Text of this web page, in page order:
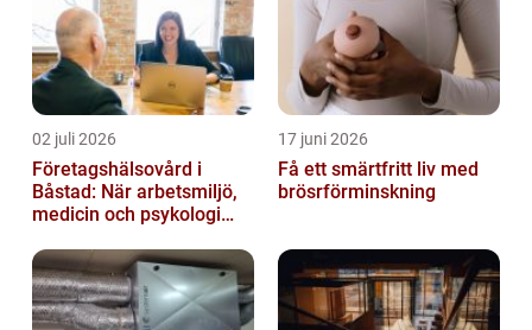
02 juli 2026
Företagshälsovård i
Båstad: När arbetsmiljö,
medicin och psykologi
17 juni 2026
Få ett smärtfritt liv med
brösrförminskning